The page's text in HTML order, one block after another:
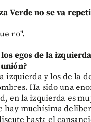
Verde no se va
no".
egos de la
izquierda y los de la
Ha sido una
en la izquierda es
hay muchísima
hasta el